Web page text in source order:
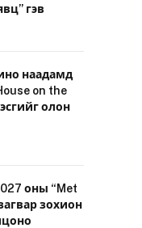
гэв
наадамд
on the
олон
оны “Met
зохион